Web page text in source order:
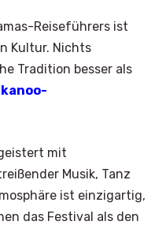
Reiseführers ist
Kultur. Nichts
Tradition besser als
mit
Musik, Tanz
ist einzigartig,
das Festival als den